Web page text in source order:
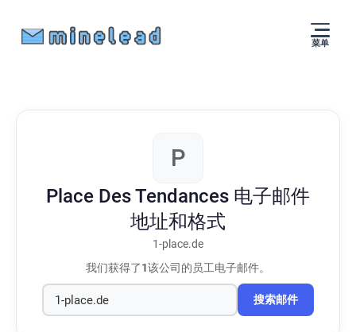
菜单
P
Place Des Tendances 电子邮件
地址和格式
1-place.de
我们获得了1该公司的员工电子邮件。
搜索邮件